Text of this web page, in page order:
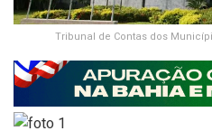
Tribunal de Contas dos